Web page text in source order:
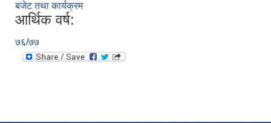
बजेट तथा कार्यक्रम
आर्थिक वर्ष:
७६/७७